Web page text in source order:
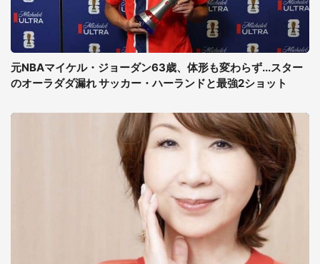
元NBAマイケル・ジョーダン63歳、体形も変わらず...スター
のオーラダダ漏れ サッカー・ハーランドと最強2ショット